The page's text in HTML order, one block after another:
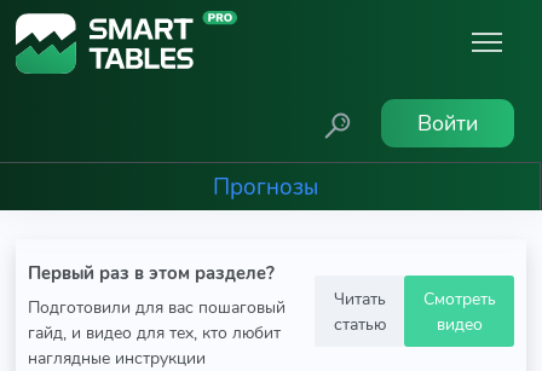
Войти
Прогнозы
Первый раз в этом разделе?
Подготовили для вас пошаговый
гайд, и видео для тех, кто любит
наглядные инструкции
Читать
статью
Смотреть
видео